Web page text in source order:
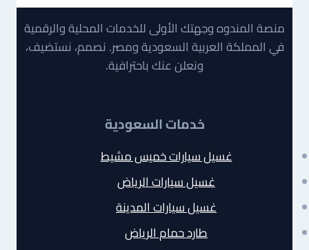
منصة المندوه وجهتك الأولى للخدمات المحلية والرقمية
في المملكة العربية السعودية ومصر. نصمم، نستضيف،
ونعلن عنك باحترافية.
خدمات السعودية
غسيل سيارات خميس مشيط
غسيل سيارات الرياض
غسيل سيارات المدينة
طارد حمام الرياض